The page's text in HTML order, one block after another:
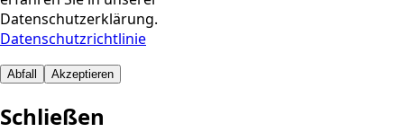
Datenschutzerklärung.
Datenschutzrichtlinie
Abfall Akzeptieren
Schließen